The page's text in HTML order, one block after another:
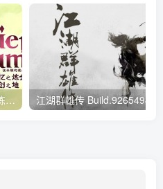
优米雅的炼金工房 ～追忆之炼金术士与幻创之地～/Atelier Yumia: The Alchemist of Memories & the Envisioned Land v1.0.3.0|角色扮演|容量22.4G|免安装绿色中文版